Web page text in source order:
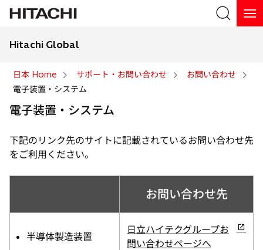
Hitachi Global
日本 Home サポート・お問い合わせ
お問い合わせ
電子装置・システム
電子装置・システム
下記のリンク先のサイトに記載されているお問い合わせ先
をご利用ください。
お問い合わせ先
半導体製造装置
日立ハイテクグループお
問い合わせページへ
新
し